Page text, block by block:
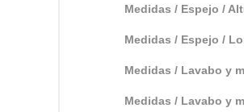
Medidas / Espejo /
Medidas / Espejo /
Medidas / Lavabo y
Medidas / Lavabo y